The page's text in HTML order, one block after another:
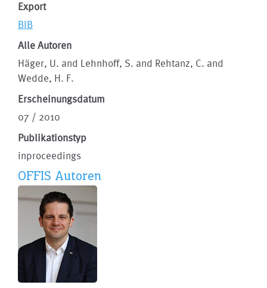
Export
BIB
Alle Autoren
Häger, U. and Lehnhoff, S. and Rehtanz, C. and
Wedde, H. F.
Erscheinungsdatum
07 / 2010
Publikationstyp
inproceedings
OFFIS Autoren